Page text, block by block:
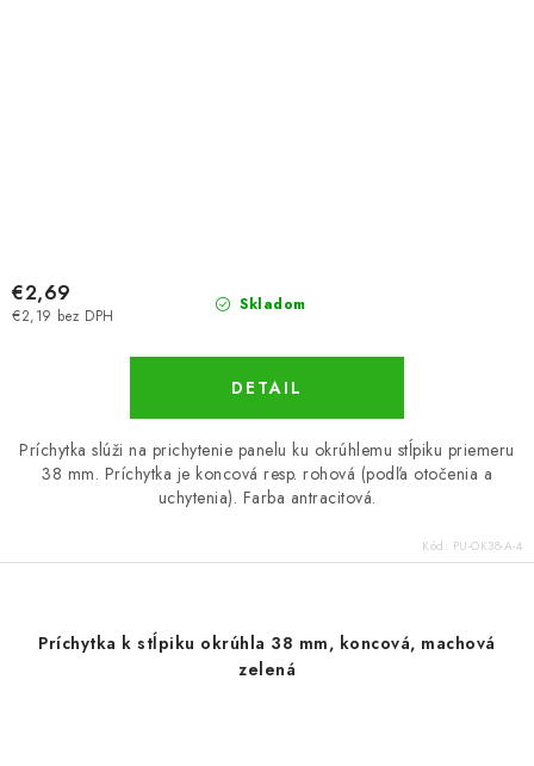
Skladom
€2,19 bez DPH
€2,69
DETAIL
Príchytka slúži na prichytenie panelu ku okrúhlemu stĺpiku priemeru
38 mm. Príchytka je koncová resp. rohová (podľa otočenia a
uchytenia). Farba antracitová.
Kód: PU-OK38-A-4
Príchytka k stĺpiku okrúhla 38 mm, koncová, machová
zelená